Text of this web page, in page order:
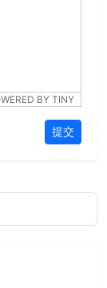
BY TINY
提交